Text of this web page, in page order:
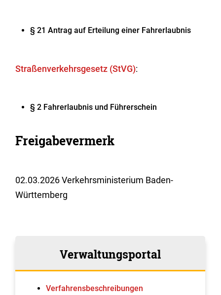
§ 21 Antrag auf Erteilung einer Fahrerlaubnis
Straßenverkehrsgesetz (StVG):
§ 2 Fahrerlaubnis und Führerschein
Freigabevermerk
02.03.2026 Verkehrsministerium Baden-
Württemberg
Verwaltungsportal
Verfahrens­beschreibungen